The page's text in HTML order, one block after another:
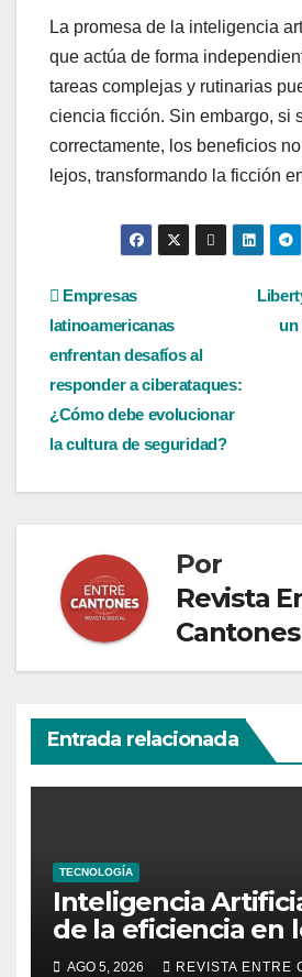
La promesa de la inteligencia
que actúa de forma
tareas complejas y rutinarias
ciencia ficción. Sin embargo, si
correctamente, los beneficios
lejos, transformando la ficción
Navegación
de
entradas
un
Empresas
latinoamericanas
enfrentan desafíos al
responder a ciberataques:
¿Cómo debe evolucionar
la cultura de seguridad?
Por
Revista
Cantones
Entrada relacionada
TECNOLOGÍA
Inteligencia
de la eficiencia en
de Operaciones de
AGO 5, 2026 REVISTA ENTRE